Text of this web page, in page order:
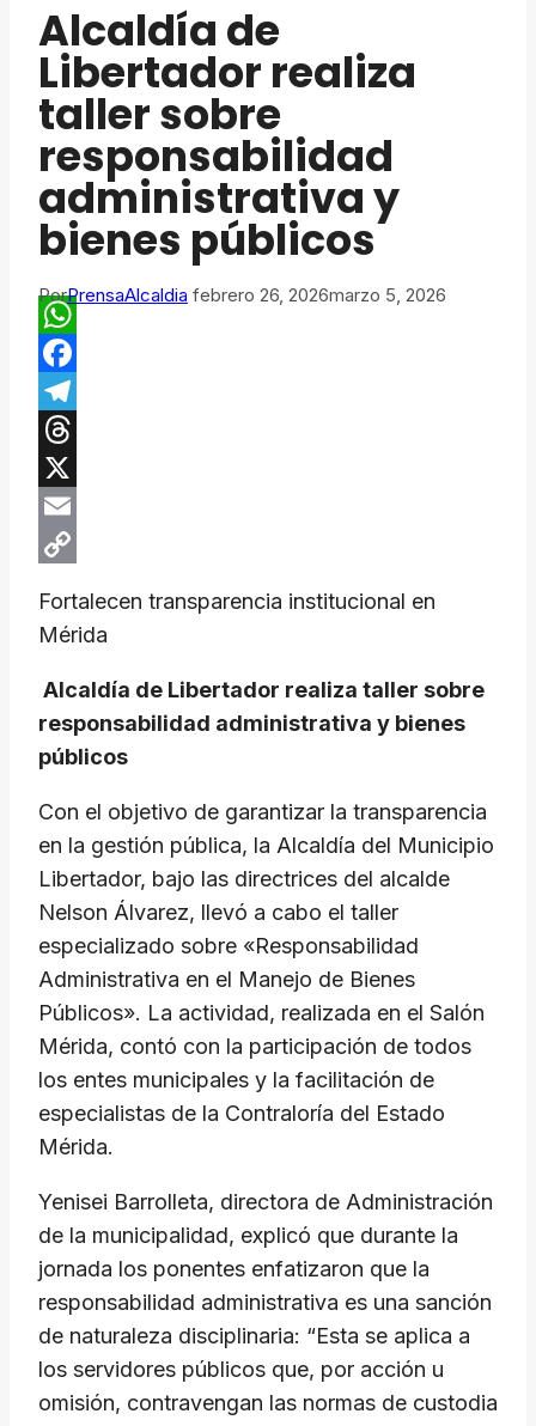
Alcaldía de
Libertador realiza
taller sobre
responsabilidad
administrativa y
bienes públicos
PorPrensaAlcaldia febrero 26, 2026marzo 5, 2026
WhatsApp
Facebook
Telegram
Threads
X
Email
Link
Fortalecen transparencia institucional en
Mérida
Alcaldía de Libertador realiza taller sobre
responsabilidad administrativa y bienes
públicos
Con el objetivo de garantizar la transparencia
en la gestión pública, la Alcaldía del Municipio
Libertador, bajo las directrices del alcalde
Nelson Álvarez, llevó a cabo el taller
especializado sobre «Responsabilidad
Administrativa en el Manejo de Bienes
Públicos». La actividad, realizada en el Salón
Mérida, contó con la participación de todos
los entes municipales y la facilitación de
especialistas de la Contraloría del Estado
Mérida.
Yenisei Barrolleta, directora de Administración
de la municipalidad, explicó que durante la
jornada los ponentes enfatizaron que la
responsabilidad administrativa es una sanción
de naturaleza disciplinaria: “Esta se aplica a
los servidores públicos que, por acción u
omisión, contravengan las normas de custodia